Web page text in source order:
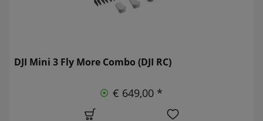
DJI Mini 3 Fly More Combo (DJI RC)
€ 649,00 *